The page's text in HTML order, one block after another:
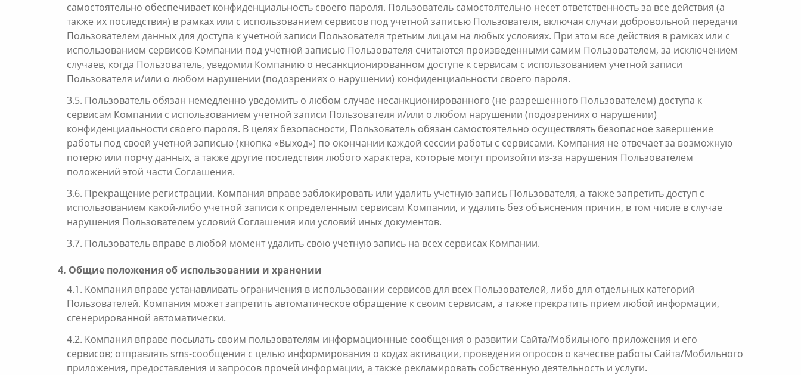
самостоятельно обеспечивает конфиденциальность своего пароля. Пользователь самостоятельно несет ответственность за все действия (а
также их последствия) в рамках или с использованием сервисов под учетной записью Пользователя, включая случаи добровольной передачи
Пользователем данных для доступа к учетной записи Пользователя третьим лицам на любых условиях. При этом все действия в рамках или с
использованием сервисов Компании под учетной записью Пользователя считаются произведенными самим Пользователем, за исключением
случаев, когда Пользователь, уведомил Компанию о несанкционированном доступе к сервисам с использованием учетной записи
Пользователя и/или о любом нарушении (подозрениях о нарушении) конфиденциальности своего пароля.
3.5. Пользователь обязан немедленно уведомить о любом случае несанкционированного (не разрешенного Пользователем) доступа к
сервисам Компании с использованием учетной записи Пользователя и/или о любом нарушении (подозрениях о нарушении)
конфиденциальности своего пароля. В целях безопасности, Пользователь обязан самостоятельно осуществлять безопасное завершение
работы под своей учетной записью (кнопка «Выход») по окончании каждой сессии работы с сервисами. Компания не отвечает за возможную
потерю или порчу данных, а также другие последствия любого характера, которые могут произойти из-за нарушения Пользователем
положений этой части Соглашения.
3.6. Прекращение регистрации. Компания вправе заблокировать или удалить учетную запись Пользователя, а также запретить доступ с
использованием какой-либо учетной записи к определенным сервисам Компании, и удалить без объяснения причин, в том числе в случае
нарушения Пользователем условий Соглашения или условий иных документов.
3.7. Пользователь вправе в любой момент удалить свою учетную запись на всех сервисах Компании.
4. Общие положения об использовании и хранении
4.1. Компания вправе устанавливать ограничения в использовании сервисов для всех Пользователей, либо для отдельных категорий
Пользователей. Компания может запретить автоматическое обращение к своим сервисам, а также прекратить прием любой информации,
сгенерированной автоматически.
4.2. Компания вправе посылать своим пользователям информационные сообщения о развитии Сайта/Мобильного приложения и его
сервисов; отправлять sms-сообщения с целью информирования о кодах активации, проведения опросов о качестве работы Сайта/Мобильного
приложения, предоставления и запросов прочей информации, а также рекламировать собственную деятельность и услуги.